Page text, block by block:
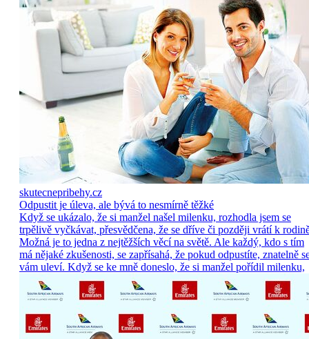
skutecnepribehy.cz
Odpustit je úleva, ale bývá to nesmírně těžké
Když se ukázalo, že si manžel našel milenku, rozhodla jsem se
trpělivě vyčkávat, přesvědčena, že se dříve či později vrátí k
Možná je to jedna z nejtěžších věcí na světě. Ale každý, kdo s tím
má nějaké zkušenosti, se zapřísahá, že pokud odpustíte, znatelně
vám uleví. Když se ke mně doneslo, že si manžel pořídil milenku,